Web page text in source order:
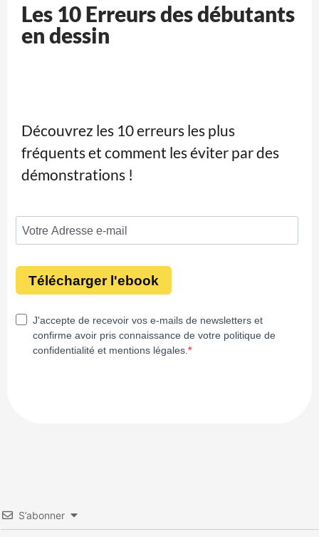
Les 10 Erreurs des débutants
en dessin​
Découvrez les 10 erreurs les plus
fréquents et comment les éviter par des
démonstrations !
S’abonner